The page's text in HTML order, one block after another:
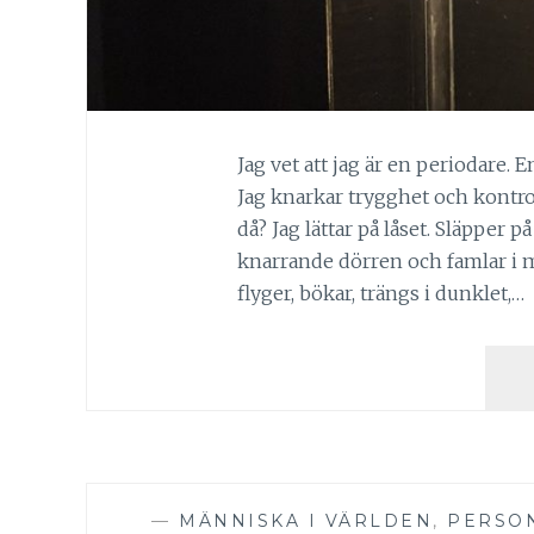
Jag vet att jag är en periodare.
Jag knarkar trygghet och
då? Jag lättar på låset. Släpper
knarrande dörren och famlar i
flyger, bökar, trängs i dunklet,…
— MÄNNISKA I VÄRLDEN ,